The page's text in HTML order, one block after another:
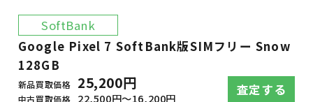
SoftBank
Google Pixel 7 SoftBank版SIMフリー Snow
128GB
新品買取価格 25,200円
中古買取価格 22,500円～16,200円
査定する